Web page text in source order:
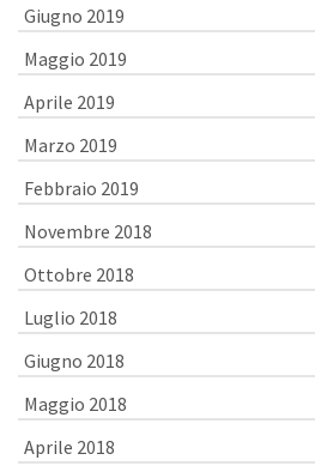
Giugno 2019
Maggio 2019
Aprile 2019
Marzo 2019
Febbraio 2019
Novembre 2018
Ottobre 2018
Luglio 2018
Giugno 2018
Maggio 2018
Aprile 2018